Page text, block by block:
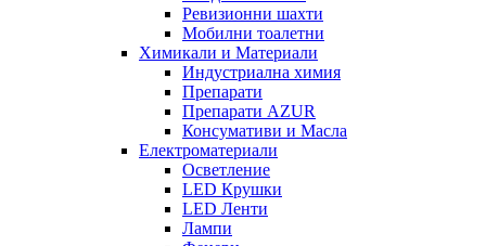
Ревизионни шахти
Мобилни тоалетни
Химикали и Материали
Индустриална химия
Препарати
Препарати AZUR
Консумативи и Масла
Електроматериали
Осветление
LED Крушки
LED Ленти
Лампи